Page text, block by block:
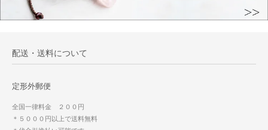
配送・送料について
定形外郵便
全国一律料金 ２００円
＊５０００円以上で送料無料